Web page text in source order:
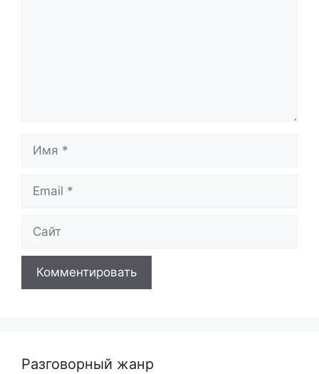
Имя
Email
Сайт
Разговорный жанр